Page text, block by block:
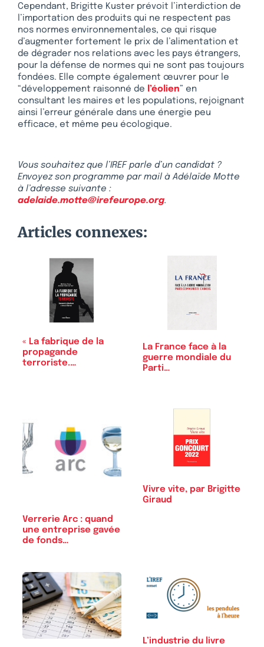
Cependant, Brigitte Kuster prévoit l’interdiction de
l’importation des produits qui ne respectent pas
nos normes environnementales, ce qui risque
d’augmenter fortement le prix de l’alimentation et
de dégrader nos relations avec les pays étrangers,
pour la défense de normes qui ne sont pas toujours
fondées. Elle compte également œuvrer pour le
“développement raisonné de l’éolien” en
consultant les maires et les populations, rejoignant
ainsi l’erreur générale dans une énergie peu
efficace, et même peu écologique.
Vous souhaitez que l’IREF parle d’un candidat ?
Envoyez son programme par mail à Adélaïde Motte
à l’adresse suivante :
adelaide.motte@irefeurope.org.
Articles connexes:
« La fabrique de la
propagande
terroriste.
La France face à la
guerre mondiale du
Parti…
Verrerie Arc : quand
une entreprise gavée
de fonds…
Vivre vite, par Brigitte
Giraud
L’industrie du livre